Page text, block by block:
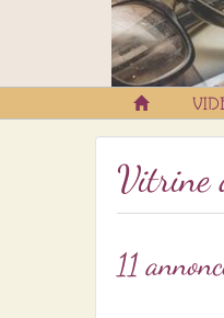
Vitrine
11